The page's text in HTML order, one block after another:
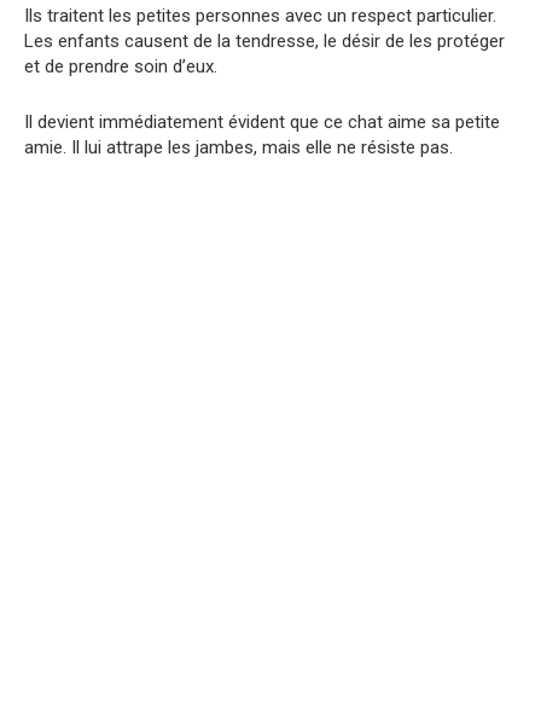
Ils traitent les petites personnes avec un respect particulier.
Les enfants causent de la tendresse, le désir de les protéger
et de prendre soin d’eux.
Il devient immédiatement évident que ce chat aime sa petite
amie. Il lui attrape les jambes, mais elle ne résiste pas.